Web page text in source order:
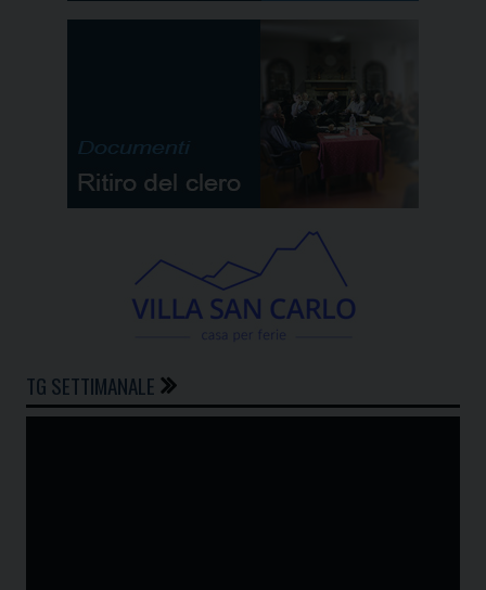
TG SETTIMANALE